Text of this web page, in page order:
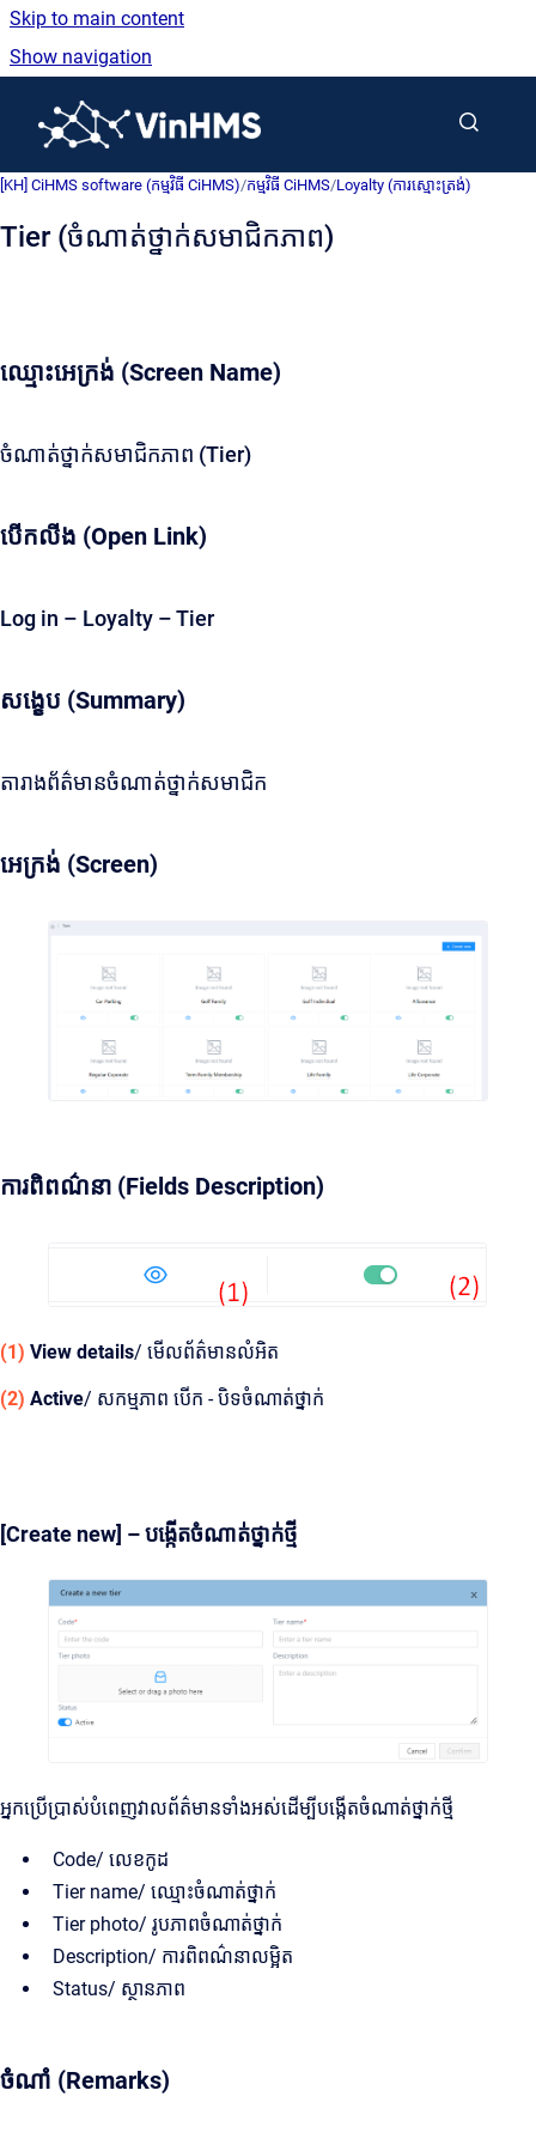
Skip to main content
Show navigation
[KH] CiHMS software (កម្មវិធី CiHMS)/កម្មវិធី CiHMS/Loyalty (ការស្មោះត្រង់)
Tier (ចំណាត់ថ្នាក់សមាជិកភាព)
ឈ្មោះអេក្រង់ (Screen Name)
ចំណាត់ថ្នាក់សមាជិកភាព (Tier)
បើកលីង (Open Link)
Log in – Loyalty – Tier
សង្ខេប (Summary)
តារាងព័ត៌មានចំណាត់ថ្នាក់សមាជិក
អេក្រង់ (Screen)
ការពិពណ៌នា (Fields Description)
(1) View details/ មើលព័ត៌មានលំអិត
(2) Active/ សកម្មភាព បើក - បិទចំណាត់ថ្នាក់
[Create new] – បង្កើតចំណាត់ថ្នាក់ថ្មី
អ្នកប្រើប្រាស់បំពេញវាលព័ត៌មានទាំងអស់ដើម្បីបង្កើតចំណាត់ថ្នាក់ថ្មី
Code/ លេខកូដ
Tier name/ ឈ្មោះចំណាត់ថ្នាក់
Tier photo/ រូបភាពចំណាត់ថ្នាក់
Description/ ការពិពណ៌នាលម្អិត
Status/ ស្ថានភាព
ចំណាំ (Remarks)